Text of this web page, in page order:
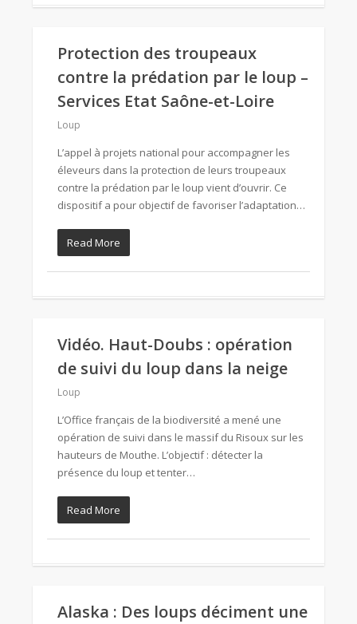
Protection des troupeaux
contre la prédation par le loup –
Services Etat Saône-et-Loire
Loup
L’appel à projets national pour accompagner les
éleveurs dans la protection de leurs troupeaux
contre la prédation par le loup vient d’ouvrir. Ce
dispositif a pour objectif de favoriser l’adaptation…
Read More
Vidéo. Haut-Doubs : opération
de suivi du loup dans la neige
Loup
L’Office français de la biodiversité a mené une
opération de suivi dans le massif du Risoux sur les
hauteurs de Mouthe. L’objectif : détecter la
présence du loup et tenter…
Read More
Alaska : Des loups déciment une